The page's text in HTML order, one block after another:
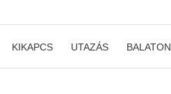
KIKAPCS UTAZÁS BALATON